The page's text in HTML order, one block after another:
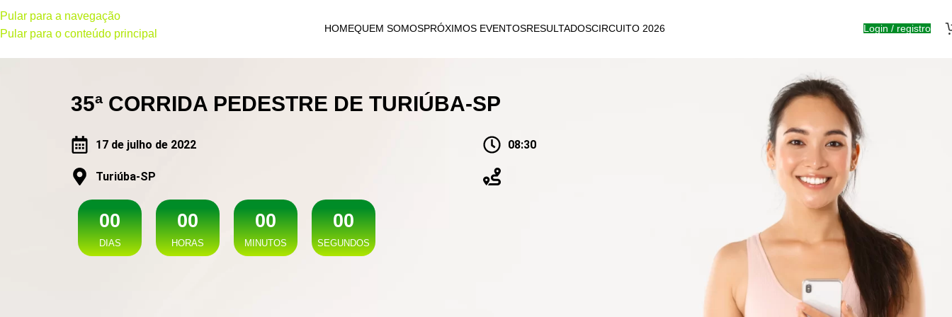
Pular para a navegação
Pular para o conteúdo principal
HOMEQUEM SOMOSPRÓXIMOS EVENTOSRESULTADOSCIRCUITO 2026 Login / registro
35ª CORRIDA PEDESTRE DE TURIÚBA-SP
17 de julho de 2022 08:30
Turiúba-SP
00
DIAS
00
HORAS
00
MINUTOS
00
SEGUNDOS